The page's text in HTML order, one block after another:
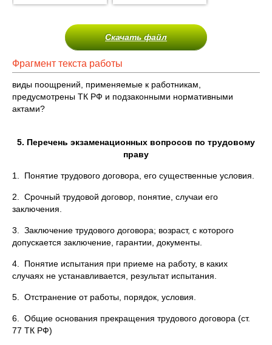
Скачать файл
Фрагмент текста работы
виды поощрений, применяемые к работникам,
предусмотрены ТК РФ и подзаконными нормативными
актами?
5. Перечень экзаменационных вопросов по трудовому
праву
1. Понятие трудового договора, его существенные условия.
2. Срочный трудовой договор, понятие, случаи его
заключения.
3. Заключение трудового договора; возраст, с которого
допускается заключение, гарантии, документы.
4. Понятие испытания при приеме на работу, в каких
случаях не устанавливается, результат испытания.
5. Отстранение от работы, порядок, условия.
6. Общие основания прекращения трудового договора (ст.
77 ТК РФ)